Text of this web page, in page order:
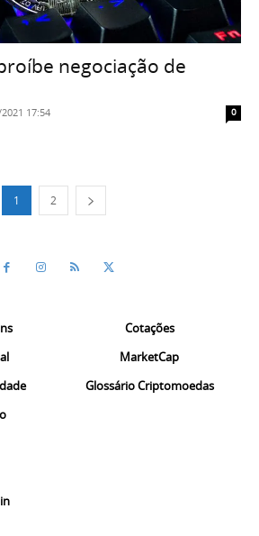
negociação de
17:54 0
1 2
Cotações
MarketCap
Glossário Criptomoedas